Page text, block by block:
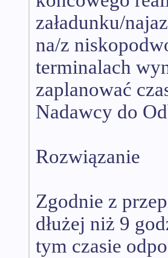
załadunku/
na/z
terminalach
zaplanować
Nadawcy do
Rozwiązanie
Zgodnie z
dłużej niż 9
tym czasie